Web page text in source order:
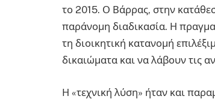
το 2015. Ο Βάρρας, στην
παράνομη διαδικασία. Η
τη διοικητική κατανομή
δικαιώματα και να λάβουν τις
Η «τεχνική λύση» ήταν και